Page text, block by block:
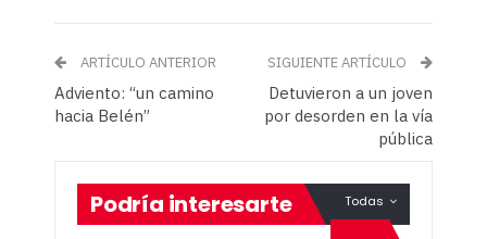
ARTÍCULO ANTERIOR
Adviento: “un camino
hacia Belén”
SIGUIENTE ARTÍCULO
Detuvieron a un joven
por desorden en la vía
pública
Todas
Podría interesarte